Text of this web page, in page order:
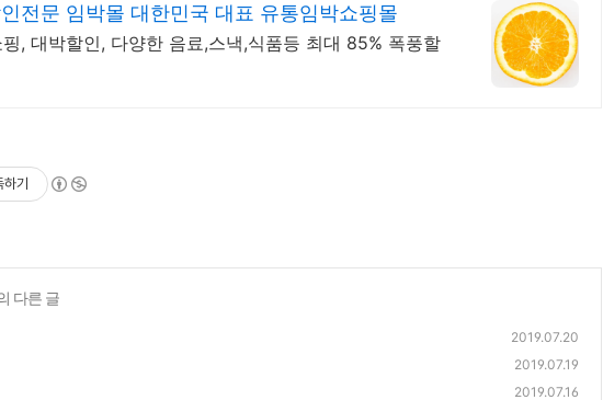
전문 임박몰 대한민국 대표 유통임박쇼핑몰
, 대박할인, 다양한 음료,스낵,식품등 최대 85% 폭풍할
기
다른 글
2019.07.20
2019.07.19
2019.07.16